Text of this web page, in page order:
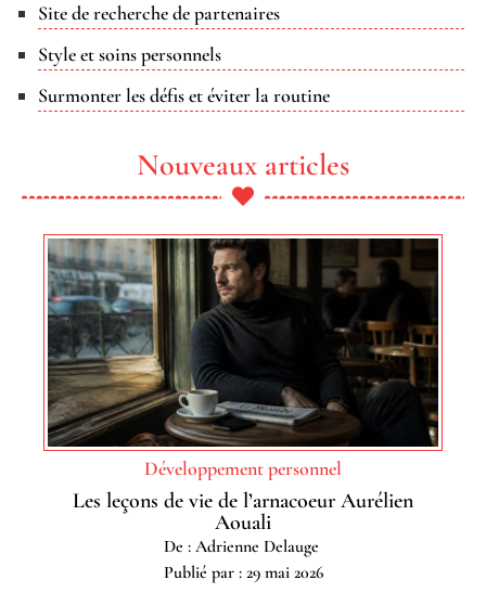
Site de recherche de partenaires
Style et soins personnels
Surmonter les défis et éviter la routine
Nouveaux articles
Développement personnel
Les leçons de vie de l’arnacoeur Aurélien
Aouali
De : Adrienne Delauge
Publié par : 29 mai 2026